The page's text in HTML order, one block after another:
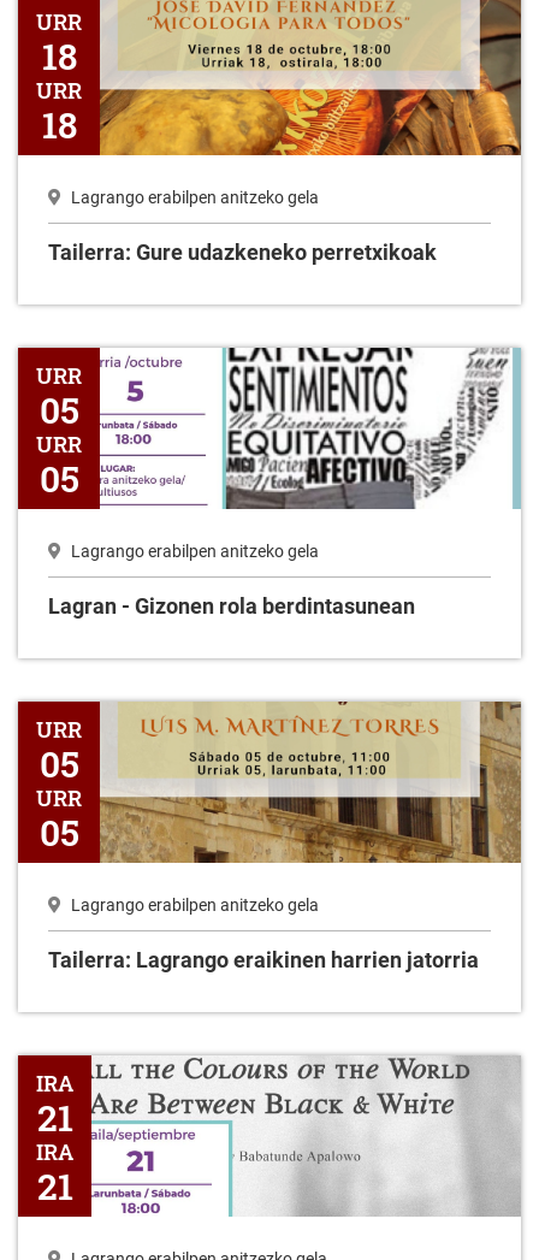
Tailerra: Gure udazkeneko perretxikoak
URR
18
URR
18
Lagrango erabilpen anitzeko gela
Tailerra: Gure udazkeneko perretxikoak
Lagran - Gizonen rola berdintasunean
URR
05
URR
05
Lagrango erabilpen anitzeko gela
Lagran - Gizonen rola berdintasunean
Tailerra: Lagrango eraikinen harrien jatorria
URR
05
URR
05
Lagrango erabilpen anitzeko gela
Tailerra: Lagrango eraikinen harrien jatorria
Lagran - Filmaren proiekzioa: Todos los colores del mundo
IRA
21
IRA
21